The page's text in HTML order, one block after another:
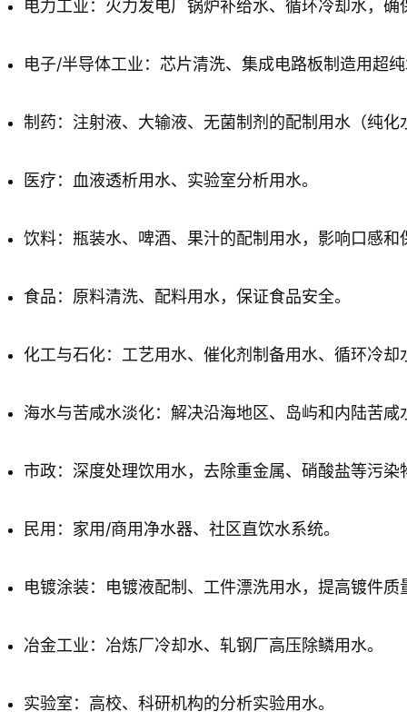
电力工业：火力发电厂锅炉补给水、循环冷却水，
电子/半导体工业：芯片清洗、集成电路板制造用超
制药：注射液、大输液、无菌制剂的配制用水（纯化
医疗：血液透析用水、实验室分析用水。
饮料：瓶装水、啤酒、果汁的配制用水，影响口感和
食品：原料清洗、配料用水，保证食品安全。
化工与石化：工艺用水、催化剂制备用水、循环冷却
海水与苦咸水淡化：解决沿海地区、岛屿和内陆苦
市政：深度处理饮用水，去除重金属、硝酸盐等污染
民用：家用/商用净水器、社区直饮水系统。
电镀涂装：电镀液配制、工件漂洗用水，提高镀件质
冶金工业：冶炼厂冷却水、轧钢厂高压除鳞用水。
实验室：高校、科研机构的分析实验用水。